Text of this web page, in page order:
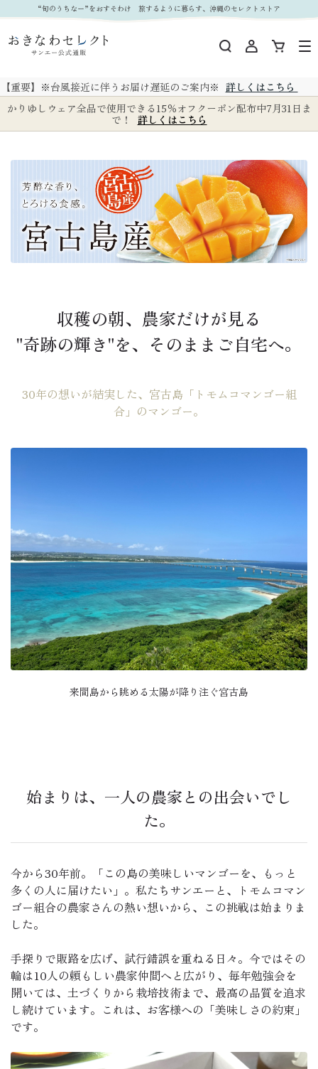
“旬のうちなー”をおすそわけ 旅するように暮らす、沖縄のセレクトストア
【重要】※台風接近に伴うお届け遅延のご案内※ 詳しくはこちら
かりゆしウェア全品で使用できる15％オフクーポン配布中7月31日ま
で！
詳しくはこちら
収穫の朝、農家だけが見る
"奇跡の輝き"を、そのままご自宅へ。
30年の想いが結実した、宮古島「トモムコマンゴー組
合」のマンゴー。
来間島から眺める太陽が降り注ぐ宮古島
始まりは、一人の農家との出会いでし
た。
今から30年前。「この島の美味しいマンゴーを、もっと
多くの人に届けたい」。私たちサンエーと、トモムコマン
ゴー組合の農家さんの熱い想いから、この挑戦は始まりま
した。
手探りで販路を広げ、試行錯誤を重ねる日々。今ではその
輪は10人の頼もしい農家仲間へと広がり、毎年勉強会を
開いては、土づくりから栽培技術まで、最高の品質を追求
し続けています。これは、お客様への「美味しさの約束」
です。